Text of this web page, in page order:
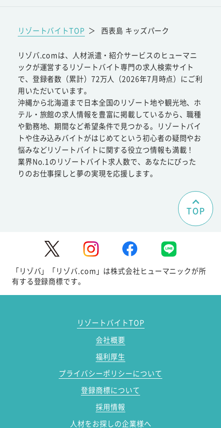
リゾートバイトTOP ＞ 西表島 キッズパーク
リゾバ.comは、人材派遣・紹介サービスのヒューマニ
ックが運営するリゾートバイト専門の求人検索サイト
で、登録者数（累計）72万人（2026年7月時点）にご利
用いただいています。
沖縄から北海道まで日本全国のリゾート地や観光地、ホ
テル・旅館の求人情報を豊富に掲載しているから、職種
や勤務地、期間など希望条件で見つかる。リゾートバイ
トや住み込みバイトがはじめてという初心者の疑問やお
悩みなどリゾートバイトに関する役立つ情報も満載！
業界No.1のリゾートバイト求人数で、あなたにぴった
りのお仕事探しと夢の実現を応援します。
TOP
「リゾバ」「リゾバ.com」は株式会社ヒューマニックが所
有する登録商標です。
リゾートバイトTOP
会社概要
福利厚生
プライバシーポリシーについて
登録商標について
採用情報
人材をお探しの企業様へ